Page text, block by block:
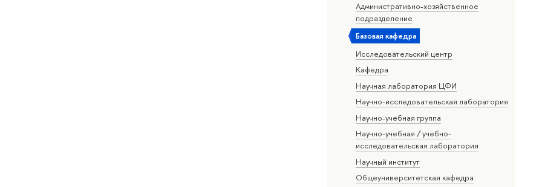
Административно-хозяйственное
подразделение
Базовая кафедра
Исследовательский центр
Кафедра
Научная лаборатория ЦФИ
Научно-исследовательская лаборатория
Научно-учебная группа
Научно-учебная / учебно-
исследовательская лаборатория
Научный институт
Общеуниверситетская кафедра